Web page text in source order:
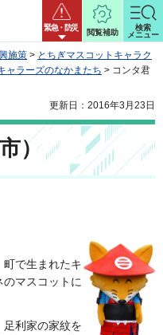
緊急・防災
閲覧補助
検索
メニュー
施策 > とちぎマスコットキャラク
ャラーズのなかまたち > コンタ君
更新日：2016年3月23日
）
町で生まれたキ
マスコットに
足利家の家紋を